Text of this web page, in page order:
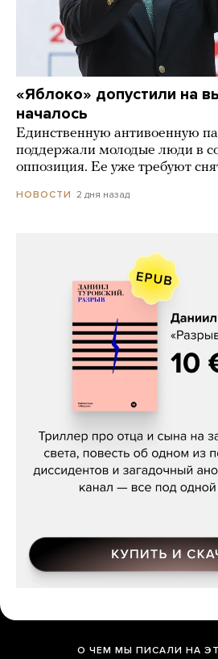
«Яблоко» допустили на
началось
Единственную антивоенную
поддержали молодые люди в
оппозиция. Ее уже требуют
НОВОСТИ 2 дня назад
Даниил
О ЧЕМ МЫ ПИСАЛИ НА